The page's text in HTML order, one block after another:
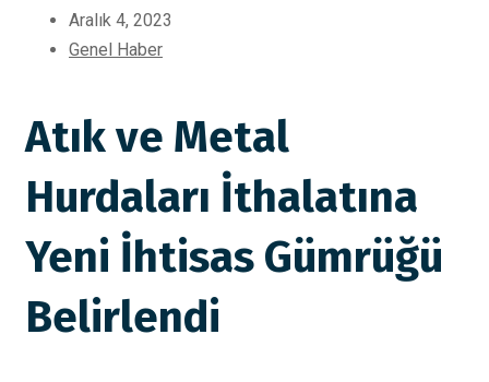
Aralık 4, 2023
Genel Haber
Atık ve Metal
Hurdaları İthalatına
Yeni İhtisas Gümrüğü
Belirlendi